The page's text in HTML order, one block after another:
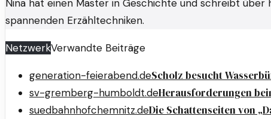
Nina hat einen Master in Geschichte und schreibt
spannenden Erzähltechniken.
NetzwerkVerwandte Beiträge
generation-feierabend.deScholz besucht
sv-gremberg-humboldt.deHerausforderungen
suedbahnhofchemnitz.deDie Schattenseiten von